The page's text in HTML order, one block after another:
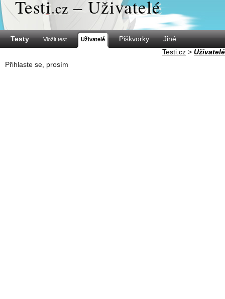
Testi.cz – Uživatelé
Testy Vložit test Uživatelé Piškvorky
Jiné
Testi.cz > Uživatelé
Přihlaste se, prosím